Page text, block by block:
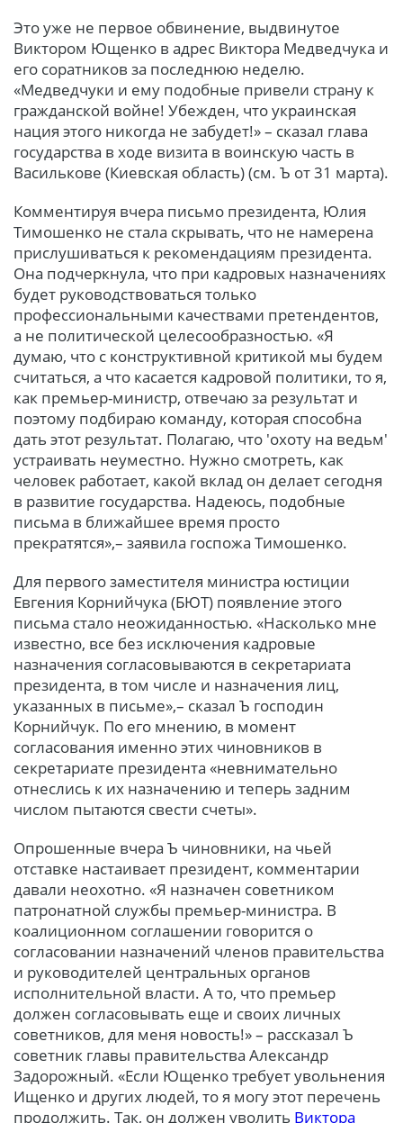
Это уже не первое обвинение, выдвинутое
Виктором Ющенко в адрес Виктора Медведчука и
его соратников за последнюю неделю.
«Медведчуки и ему подобные привели страну к
гражданской войне! Убежден, что украинская
нация этого никогда не забудет!» – сказал глава
государства в ходе визита в воинскую часть в
Василькове (Киевская область) (см. Ъ от 31 марта).
Комментируя вчера письмо президента, Юлия
Тимошенко не стала скрывать, что не намерена
прислушиваться к рекомендациям президента.
Она подчеркнула, что при кадровых назначениях
будет руководствоваться только
профессиональными качествами претендентов,
а не политической целесообразностью. «Я
думаю, что с конструктивной критикой мы будем
считаться, а что касается кадровой политики, то я,
как премьер-министр, отвечаю за результат и
поэтому подбираю команду, которая способна
дать этот результат. Полагаю, что 'охоту на ведьм'
устраивать неуместно. Нужно смотреть, как
человек работает, какой вклад он делает сегодня
в развитие государства. Надеюсь, подобные
письма в ближайшее время просто
прекратятся»,– заявила госпожа Тимошенко.
Для первого заместителя министра юстиции
Евгения Корнийчука (БЮТ) появление этого
письма стало неожиданностью. «Насколько мне
известно, все без исключения кадровые
назначения согласовываются в секретариата
президента, в том числе и назначения лиц,
указанных в письме»,– сказал Ъ господин
Корнийчук. По его мнению, в момент
согласования именно этих чиновников в
секретариате президента «невнимательно
отнеслись к их назначению и теперь задним
числом пытаются свести счеты».
Опрошенные вчера Ъ чиновники, на чьей
отставке настаивает президент, комментарии
давали неохотно. «Я назначен советником
патронатной службы премьер-министра. В
коалиционном соглашении говорится о
согласовании назначений членов правительства
и руководителей центральных органов
исполнительной власти. А то, что премьер
должен согласовывать еще и своих личных
советников, для меня новость!» – рассказал Ъ
советник главы правительства Александр
Задорожный. «Если Ющенко требует увольнения
Ищенко и других людей, то я могу этот перечень
продолжить. Так, он должен уволить Виктора